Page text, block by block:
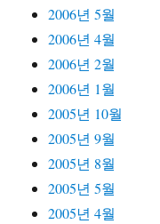
2006년 5월
2006년 4월
2006년 2월
2006년 1월
2005년 10월
2005년 9월
2005년 8월
2005년 5월
2005년 4월